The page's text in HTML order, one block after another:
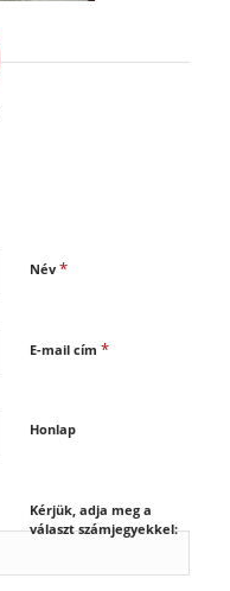
Név *
E-mail cím *
Honlap
Kérjük, adja meg a
választ számjegyekkel: